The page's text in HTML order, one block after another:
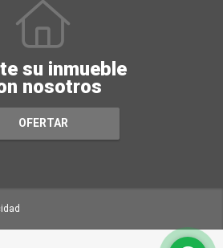
su inmueble
nosotros
OFERTAR